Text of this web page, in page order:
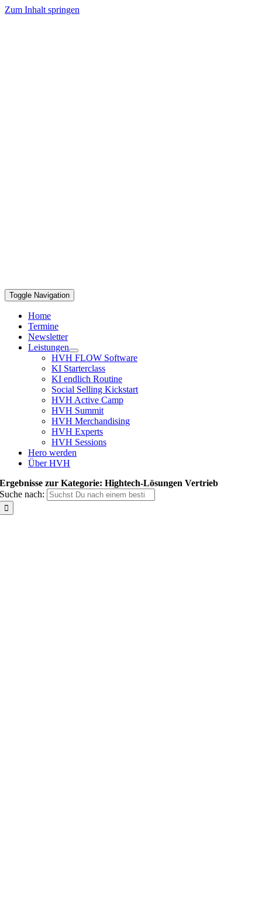
Zum Inhalt springen
Toggle Navigation
Home
Termine
Newsletter
Leistungen
HVH FLOW Software
KI Starterclass
KI endlich Routine
Social Selling Kickstart
HVH Active Camp
HVH Summit
HVH Merchandising
HVH Experts
HVH Sessions
Hero werden
Über HVH
Ergebnisse zur Kategorie: Hightech-Lösungen Vertrieb
Suche nach: